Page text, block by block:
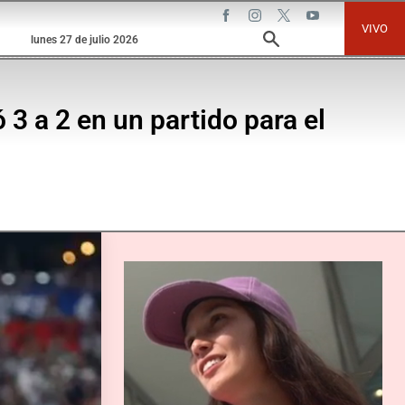
lunes 27 de julio 2026
VIVO
a 2 en un partido para el